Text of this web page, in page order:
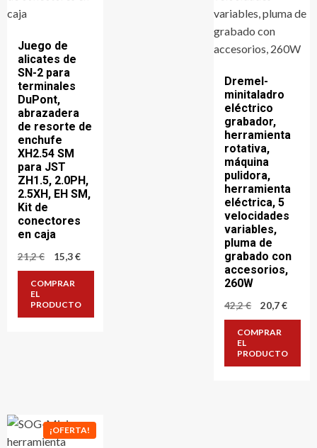
Juego de
alicates de
SN-2 para
terminales
DuPont,
abrazadera
de resorte de
enchufe
XH2.54 SM
para JST
ZH1.5, 2.0PH,
2.5XH, EH SM,
Kit de
conectores
en caja
21,2€
original
21,2 €.
15,3€El
15,3 €.
COMPRAR
EL
PRODUCTO
Dremel-
minitaladro
eléctrico
grabador,
herramienta
rotativa,
máquina
pulidora,
herramienta
eléctrica, 5
velocidades
variables,
pluma de
grabado con
accesorios,
260W
42,2€
El
original
42,2 €.
20,7€El
20,7 €.
COMPRAR
EL
PRODUCTO
¡OFERTA!